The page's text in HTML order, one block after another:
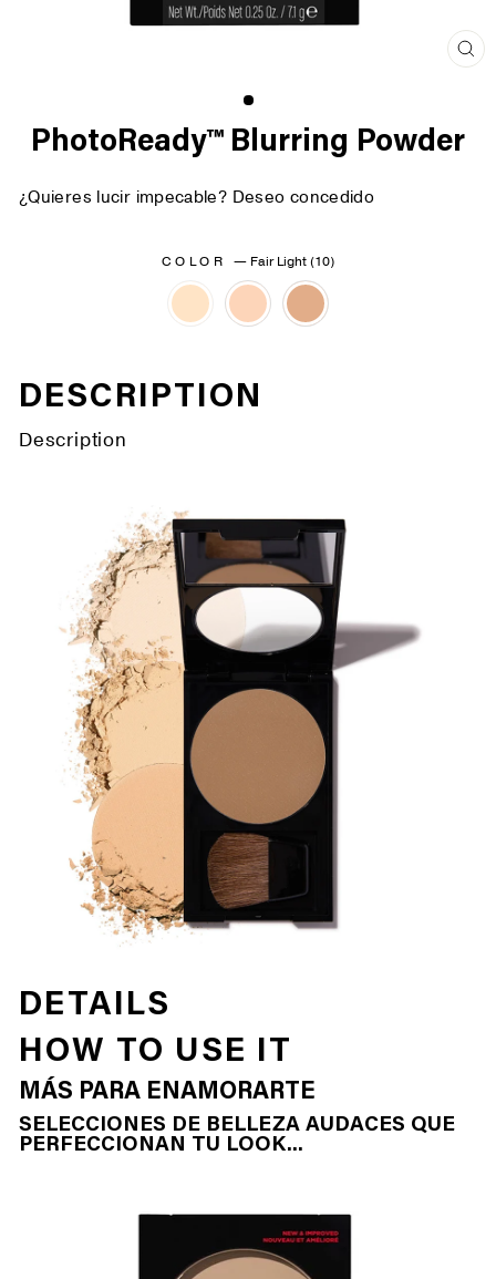
PhotoReady™ Blurring Powder
¿Quieres lucir impecable? Deseo concedido
COLOR— Fair Light (10)
DESCRIPTION
Description
DETAILS
HOW TO USE IT
MÁS PARA ENAMORARTE
SELECCIONES DE BELLEZA AUDACES QUE
PERFECCIONAN TU LOOK...